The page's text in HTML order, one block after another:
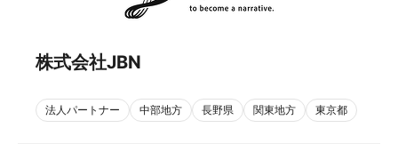
株式会社JBN
法人パートナー 中部地方 長野県 関東地方 東京都